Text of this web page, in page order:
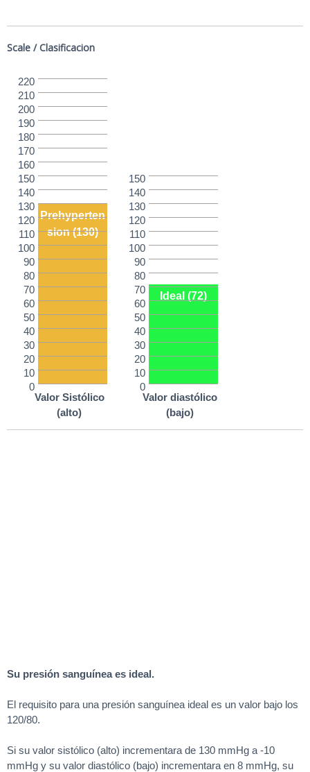
Scale / Clasificacion
0
10
20
30
40
50
60
70
80
90
100
110
120
130
140
150
160
170
180
190
200
210
220
Prehyperten
sion (130)
Valor Sistólico
(alto)
0
10
20
30
40
50
60
70
80
90
100
110
120
130
140
150
Ideal (72)
Valor diastólico
(bajo)
Su presión sanguínea es ideal.
El requisito para una presión sanguínea ideal es un valor bajo los
120/80.
Si su valor sistólico (alto) incrementara de 130 mmHg a -10
mmHg y su valor diastólico (bajo) incrementara en 8 mmHg, su